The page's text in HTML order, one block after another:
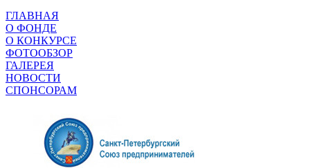
ГЛАВНАЯ
О ФОНДЕ
О КОНКУРСЕ
ФОТООБЗОР
ГАЛЕРЕЯ
НОВОСТИ
СПОНСОРАМ